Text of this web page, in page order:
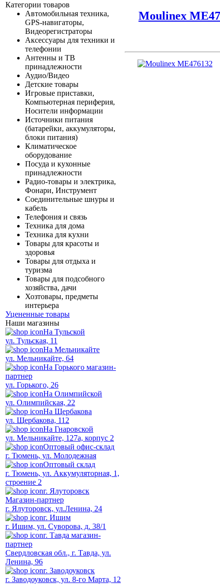
Категории товаров
Автомобильная техника,
GPS-навигаторы,
Видеорегистраторы
Аксессуары для техники и
телефонии
Антенны и ТВ
принадлежности
Аудио/Видео
Детские товары
Игровые приставки,
Компьютерная периферия,
Носители информации
Источники питания
(батарейки, аккумуляторы,
блоки питания)
Климатическое
оборудование
Посуда и кухонные
принадлежности
Радио-товары и электрика,
Фонари, Инструмент
Соединительные шнуры и
кабель
Телефония и связь
Техника для дома
Техника для кухни
Товары для красоты и
здоровья
Товары для отдыха и
туризма
Товары для подсобного
хозяйства, дачи
Хозтовары, предметы
интерьера
Уцененные товары
Наши магазины
На Тульской
ул. Тульская, 11
На Мельникайте
ул. Мельникайте, 64
На Горького магазин-
партнер
ул. Горького, 26
На Олимпийской
ул. Олимпийская, 22
На Щербакова
ул. Щербакова, 112
На Гнаровской
ул. Мельникайте, 127а, корпус 2
Оптовый офис-склад
г. Тюмень, ул. Молодежная
Оптовый склад
г. Тюмень, ул. Аккумуляторная, 1,
строение 2
г. Ялуторовск
Магазин-партнер
г. Ялуторовск, ул.Ленина, 24
г. Ишим
г. Ишим, ул. Суворова, д. 38/1
г. Тавда магазин-
партнер
Свердловская обл., г. Тавда, ул.
Ленина, 96
г. Заводоуковск
г. Заводоуковск, ул. 8-го Марта, 12
Moulinex